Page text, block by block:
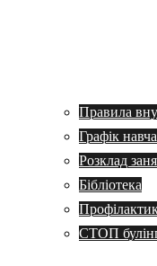
Правила
Графік
Розклад
Бібліотека
СТОП